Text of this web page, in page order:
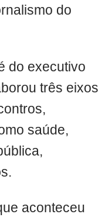
do
do executivo
três eixos
saúde,
aconteceu